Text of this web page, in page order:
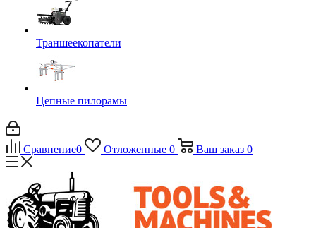
Траншеекопатели
Цепные пилорамы
Сравнение0 Отложенные 0 Ваш заказ 0